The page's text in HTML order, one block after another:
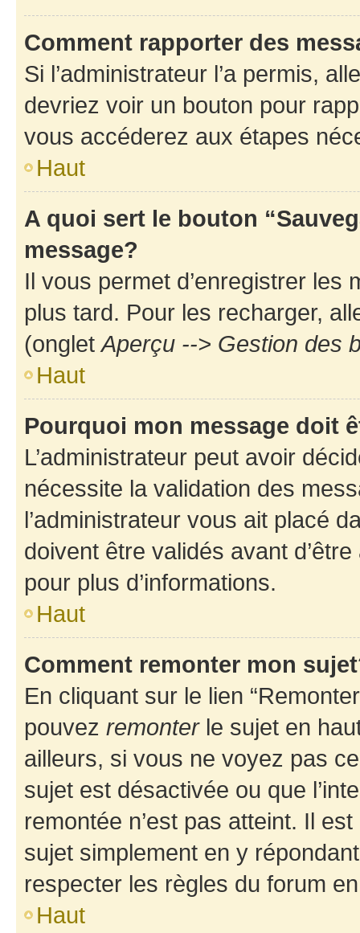
Comment rapporter des
Si l’administrateur l’a permis,
devriez voir un bouton pour
vous accéderez aux étapes
Haut
A quoi sert le bouton
message?
Il vous permet d’enregistrer
plus tard. Pour les recharger,
(ongletAperçu --> Gestion des
Haut
Pourquoi mon message doit
L’administrateur peut avoir
nécessite la validation des
l’administrateur vous ait placé
doivent être validés avant
pour plus d’informations.
Haut
Comment remonter mon
En cliquant sur le lien
pouvez remonterle sujet en
ailleurs, si vous ne voyez pas
sujet est désactivée ou que
remontée n’est pas atteint. Il
sujet simplement en y
respecter les règles du forum
Haut